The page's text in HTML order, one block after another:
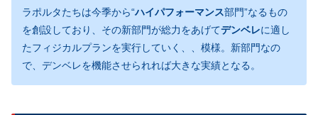
ラポルタたちは今季から“ハイパフォーマンス部門”なるもの
を創設しており、その新部門が総力をあげてデンベレに適し
たフィジカルプランを実行していく、、模様。新部門なの
で、デンベレを機能させられれば大きな実績となる。